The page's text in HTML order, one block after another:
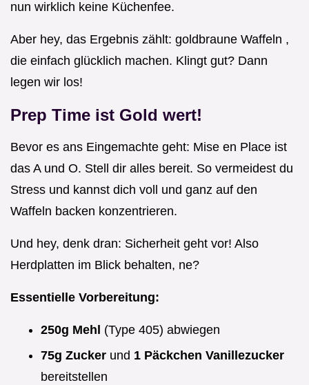
nun wirklich keine Küchenfee.
Aber hey, das Ergebnis zählt: goldbraune Waffeln ,
die einfach glücklich machen. Klingt gut? Dann
legen wir los!
Prep Time ist Gold wert!
Bevor es ans Eingemachte geht: Mise en Place ist
das A und O. Stell dir alles bereit. So vermeidest du
Stress und kannst dich voll und ganz auf den
Waffeln backen konzentrieren.
Und hey, denk dran: Sicherheit geht vor! Also
Herdplatten im Blick behalten, ne?
Essentielle Vorbereitung:
250g Mehl (Type 405) abwiegen
75g Zucker und 1 Päckchen Vanillezucker
bereitstellen